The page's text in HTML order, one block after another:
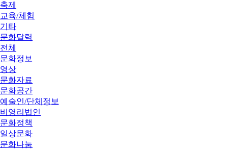
축제
교육/체험
기타
문화달력
전체
문화정보
영상
문화자료
문화공간
예술인/단체정보
비영리법인
문화정책
일상문화
문화나눔